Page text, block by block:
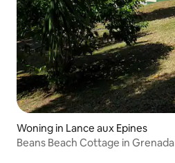
Woning in Lance aux Epines
Beans Beach Cottage in Grenada